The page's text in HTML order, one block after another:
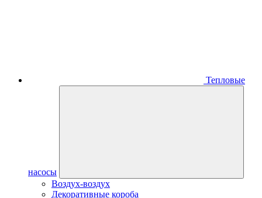
Тепловые
насосы
Воздух-воздух
Декоративные короба